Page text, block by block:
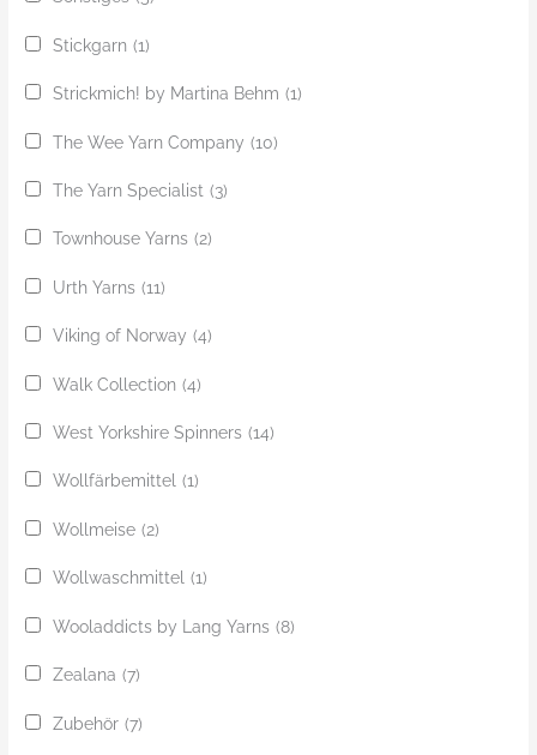
Stickgarn (1)
Strickmich! by Martina Behm (1)
The Wee Yarn Company (10)
The Yarn Specialist (3)
Townhouse Yarns (2)
Urth Yarns (11)
Viking of Norway (4)
Walk Collection (4)
West Yorkshire Spinners (14)
Wollfärbemittel (1)
Wollmeise (2)
Wollwaschmittel (1)
Wooladdicts by Lang Yarns (8)
Zealana (7)
Zubehör (7)